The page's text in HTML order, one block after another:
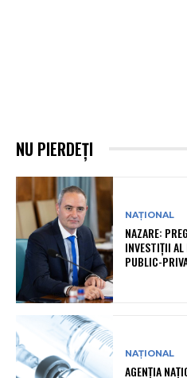
NU PIERDEȚI
NAȚIONAL
NAZARE:
INVESTIȚII
PUBLIC-
NAȚIONAL
AGENȚIA